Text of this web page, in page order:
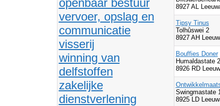
openbaar bestuur
vervoer, opslag en
communicatie
visserij
winning van
delfstoffen
zakelijke
dienstverlening
8927 AL
Tipsy Tinus
Tolhûswei 2
8927 AH
Bouffies Doner
Humaldastate
8926 RD
Swingmastate
8925 LD